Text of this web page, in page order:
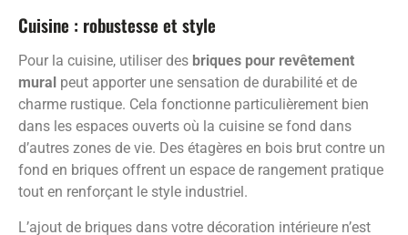
Cuisine : robustesse et style
Pour la cuisine, utiliser des briques pour revêtement
mural peut apporter une sensation de durabilité et de
charme rustique. Cela fonctionne particulièrement bien
dans les espaces ouverts où la cuisine se fond dans
d’autres zones de vie. Des étagères en bois brut contre un
fond en briques offrent un espace de rangement pratique
tout en renforçant le style industriel.
L’ajout de briques dans votre décoration intérieure n’est